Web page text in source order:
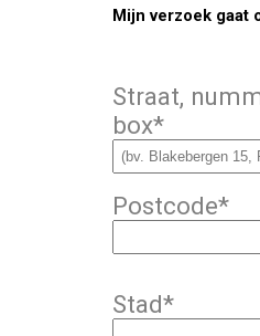
Mijn verzoek gaat
Straat,
box*
Postcode*
Stad*